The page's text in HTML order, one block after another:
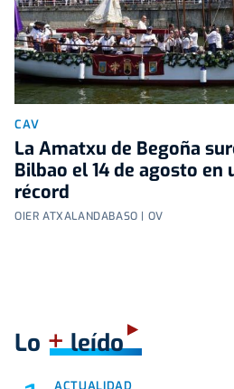
CAV
La Amatxu de Begoña
Bilbao el 14 de agosto en
récord
OIER ATXALANDABASO | OV
Lo +leído
ACTUALIDAD